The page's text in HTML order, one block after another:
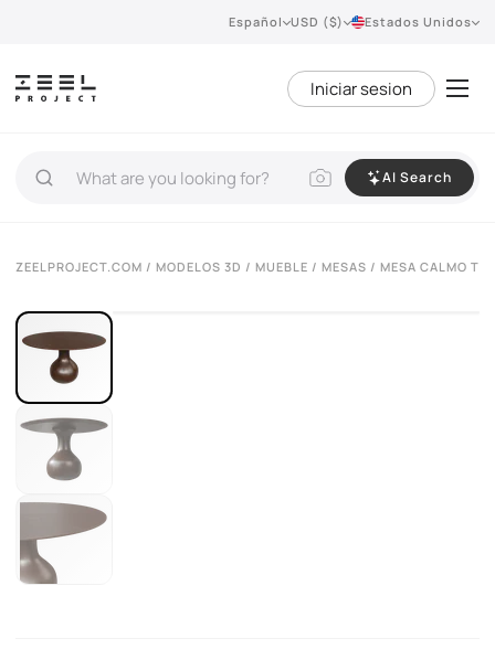
Español USD ($) Estados Unidos
Iniciar sesion
AI Search
ZEELPROJECT.COM / MODELOS 3D / MUEBLE / MESAS / MESA CALMO T7
VIEW 360°